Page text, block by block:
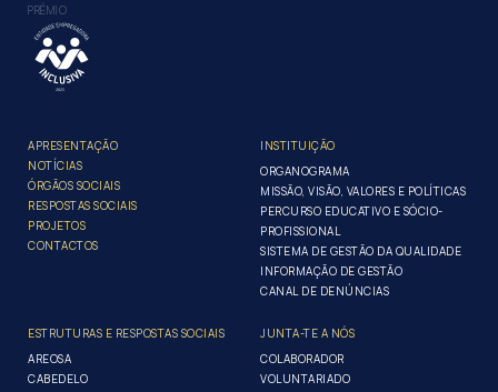
PRÉMIO
APRESENTAÇÃO
NOTÍCIAS
ÓRGÃOS SOCIAIS
RESPOSTAS SOCIAIS
PROJETOS
CONTACTOS
INSTITUIÇÃO
ORGANOGRAMA
MISSÃO, VISÃO, VALORES E POLÍTICAS
PERCURSO EDUCATIVO E SÓCIO-
PROFISSIONAL
SISTEMA DE GESTÃO DA QUALIDADE
INFORMAÇÃO DE GESTÃO
CANAL DE DENÚNCIAS
ESTRUTURAS E RESPOSTAS SOCIAIS
AREOSA
CABEDELO
JUNTA-TE A NÓS
COLABORADOR
VOLUNTARIADO